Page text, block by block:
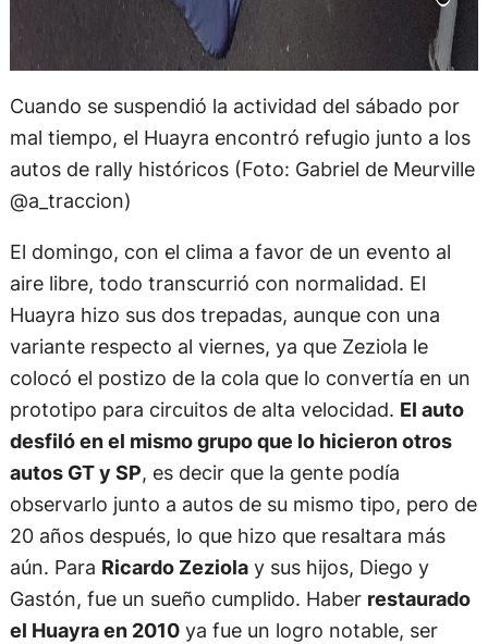
Cuando se suspendió la actividad del sábado por
mal tiempo, el Huayra encontró refugio junto a los
autos de rally históricos (Foto: Gabriel de Meurville
@a_traccion)
El domingo, con el clima a favor de un evento al
aire libre, todo transcurrió con normalidad. El
Huayra hizo sus dos trepadas, aunque con una
variante respecto al viernes, ya que Zeziola le
colocó el postizo de la cola que lo convertía en un
prototipo para circuitos de alta velocidad. El auto
desfiló en el mismo grupo que lo hicieron otros
autos GT y SP, es decir que la gente podía
observarlo junto a autos de su mismo tipo, pero de
20 años después, lo que hizo que resaltara más
aún. Para Ricardo Zeziolay sus hijos, Diego y
Gastón, fue un sueño cumplido. Haber restaurado
el Huayra en 2010ya fue un logro notable, ser